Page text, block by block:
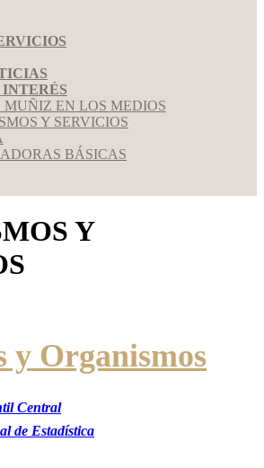
MUÑIZ EN LOS MEDIOS
Y SERVICIOS
BÁSICAS
Y
y Organismos
Central
de Estadística